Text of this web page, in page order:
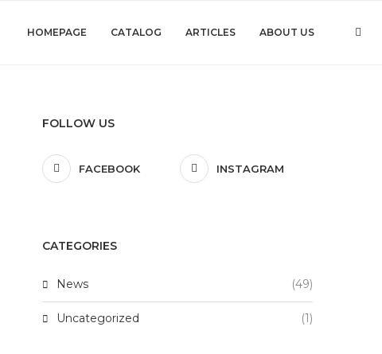
HOMEPAGE CATALOG ARTICLES ABOUT US
FOLLOW US
FACEBOOK INSTAGRAM
CATEGORIES
News (49)
Uncategorized (1)